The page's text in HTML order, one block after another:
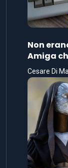
Non
Amiga
Cesare Di